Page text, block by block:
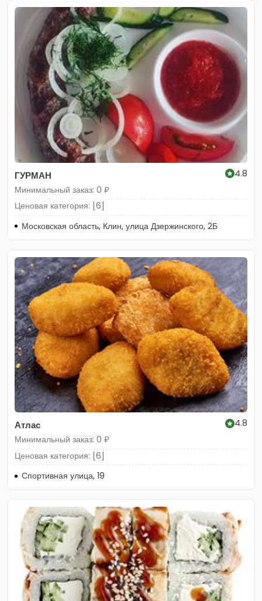
ГУРМАН
4.8
Минимальный заказ: 0 ₽
Ценовая категория: [6]
Московская область, Клин, улица Дзержинского, 2Б
Атлас
4.8
Минимальный заказ: 0 ₽
Ценовая категория: [6]
Спортивная улица, 19